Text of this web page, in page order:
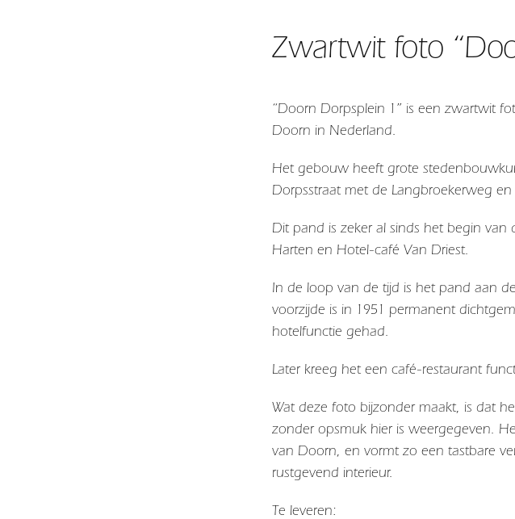
Zwartwit foto
“Doorn Dorpsplein 1” is een zwartwit
Doorn in Nederland.
Het gebouw heeft grote
Dorpsstraat met de Langbroekerweg en
Dit pand is zeker al sinds het begin
Harten en Hotel-café Van Driest.
In de loop van de tijd is het pand aan
voorzijde is in 1951 permanent
hotelfunctie gehad.
Later kreeg het een café-restaurant
Wat deze foto bijzonder maakt, is dat
zonder opsmuk hier is weergegeven.
van Doorn , en vormt zo een tastbare
rustgevend interieur.
Te leveren: